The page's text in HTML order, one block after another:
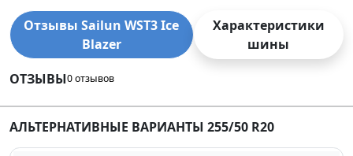
Отзывы Sailun WST3 Ice
Blazer
Характеристики
шины
ОТЗЫВЫ0 отзывов
АЛЬТЕРНАТИВНЫЕ ВАРИАНТЫ 255/50 R20